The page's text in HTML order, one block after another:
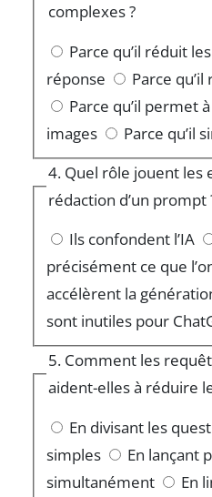
complexes ?
Parce qu’il réduit
réponse
Parce
Parce qu’il permet
images
Parce qu’il
4. Quel rôle jouent les
rédaction d’un prompt
Ils confondent l’IA
précisément ce que
accélèrent la
sont inutiles pour
5. Comment les
aident-elles à réduire
En divisant les
simples
En lançant
simultanément
En